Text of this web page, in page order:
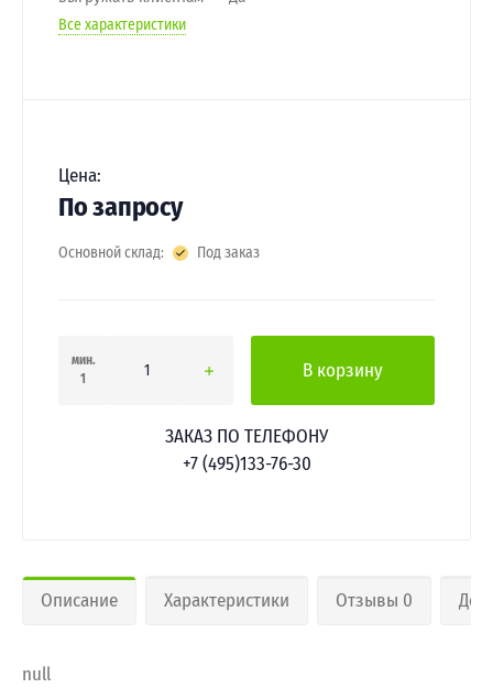
Все характеристики
Цена:
По запросу
Основной склад: Под заказ
мин.
1
В корзину
ЗАКАЗ ПО ТЕЛЕФОНУ
+7 (495)133-76-30
Описание Характеристики Отзывы 0
null